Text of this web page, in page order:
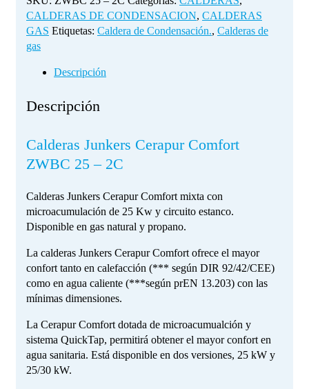
cantidad
CALDERAS DE CONDENSACION, CALDERAS
GAS Etiquetas: Caldera de Condensación., Calderas de
gas
Descripción
Descripción
Calderas Junkers Cerapur Comfort
ZWBC 25 – 2C
Calderas Junkers Cerapur Comfort mixta con
microacumulación de 25 Kw y circuito estanco.
Disponible en gas natural y propano.
La calderas Junkers Cerapur Comfort ofrece el mayor
confort tanto en calefacción (*** según DIR 92/42/CEE)
como en agua caliente (***según prEN 13.203) con las
mínimas dimensiones.
La Cerapur Comfort dotada de microacumualción y
sistema QuickTap, permitirá obtener el mayor confort en
agua sanitaria. Está disponible en dos versiones, 25 kW y
25/30 kW.